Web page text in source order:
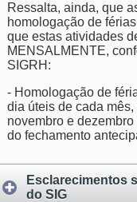
Ressalta, ainda, que
homologação de
que estas atividades
MENSALMENTE,
SIGRH:
- Homologação de
dia úteis de cada
novembro e
do fechamento
Esclarecimentos
do SIG